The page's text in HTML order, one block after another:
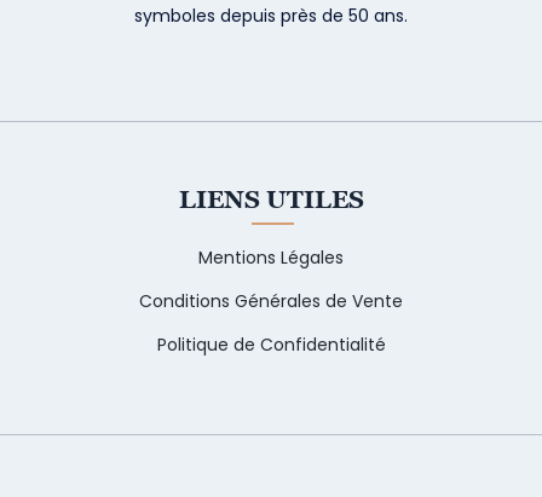
symboles depuis près de 50 ans.
LIENS UTILES
Mentions Légales
Conditions Générales de Vente
Politique de Confidentialité